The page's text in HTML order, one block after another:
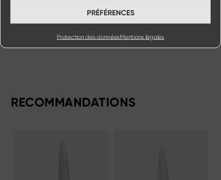
PRÉFÉRENCES
Protection des donnéesMentions légales
RECOMMANDATIONS